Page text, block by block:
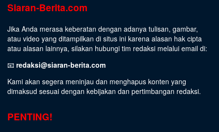
Siaran-Berita.com
Jika Anda merasa keberatan dengan adanya tulisan, gambar,
atau video yang ditampilkan di situs ini karena alasan hak cipta
atau alasan lainnya, silakan hubungi tim redaksi melalui email di:
📧 redaksi@siaran-berita.com
Kami akan segera meninjau dan menghapus konten yang
dimaksud sesuai dengan kebijakan dan pertimbangan redaksi.
PENTING!